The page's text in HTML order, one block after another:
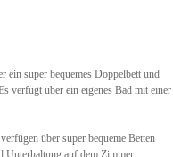
ein super bequemes Doppelbett und
verfügt über ein eigenes Bad mit einer
über super bequeme Betten